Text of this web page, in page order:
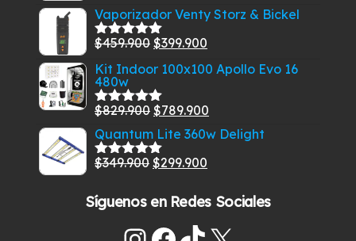
$585.000.$549.900.
5
precio
original
era:
$269.900.
precio
actual
es:
$229.900.
Vaporizador Venty Storz & Bickel
Valorado
5
$459.900 El
precio
era:
$459.900.
$399.900
precio
actual
$399.900.
Kit Indoor 100x100 Apollo Evo 16
480w
Valorado
5
$829.900 El
precio
original
era:
$789.900
precio
Quantum Lite 360w Delight
Valorado
$349.900 El
original
$299.900
actual
Síguenos en Redes Sociales